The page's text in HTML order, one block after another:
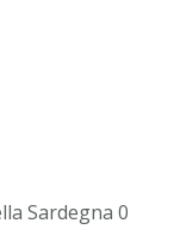
Sardegna 0